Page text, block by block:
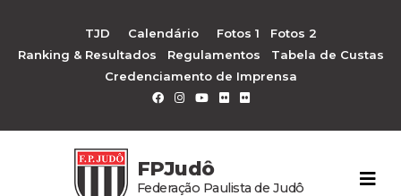
TJD Calendário Fotos 1
Fotos 2
Ranking & Resultados
Regulamentos
Tabela de Custas
Credenciamento de Imprensa
FPJudô
Federação Paulista de Judô